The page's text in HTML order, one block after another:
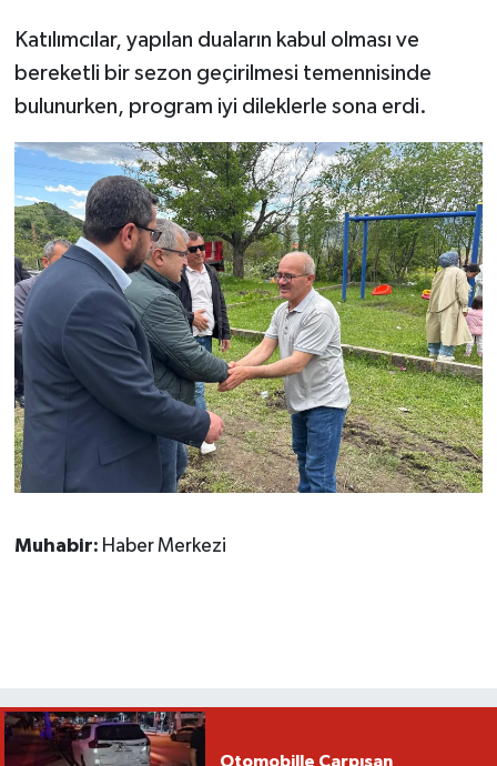
Katılımcılar, yapılan duaların kabul olması ve
bereketli bir sezon geçirilmesi temennisinde
bulunurken, program iyi dileklerle sona erdi.
Muhabir: Haber Merkezi
Otomobille Çarpışan